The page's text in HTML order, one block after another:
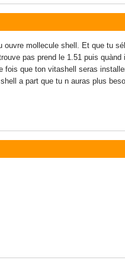
mollecule shell. Et que tu
pas prend le 1.51 puis
que ton vitashell seras
a part que tu n auras plus